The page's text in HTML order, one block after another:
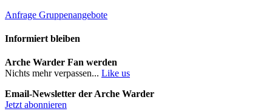
Anfrage Gruppenangebote
Informiert bleiben
Arche Warder Fan werden
Nichts mehr verpassen... Like us
Email-Newsletter der Arche Warder
Jetzt abonnieren